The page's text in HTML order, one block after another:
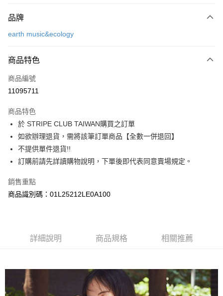
信用卡一次付款
3 期 0 利率 每期
合作金庫商業銀行
上海商業儲蓄銀行
臺灣中小企業銀行
匯豐（台灣）商業銀行
華泰商業銀行
聯邦商業銀行
遠東國際商業銀行
元大商業銀行
玉山商業銀行
星展（台灣）商業銀行
台灣樂天信用卡公司
超商取貨付款
LINE Pay
Apple Pay
街口支付
悠遊付
大哥付你分期
相關說明
流程，驗證手機門號後，選擇欲分期的期數、繳款截止日，確認付款後即完
消。如遇「轉專審核」未通過狀況，表示未達大哥付你分期系統評分，恕無
法說明評估內容。
【繳款方式說明】
【關於「AFTEE先享後付」】
１．簡單：不需註冊會員、不需綁卡、不需儲值。
２．便利：只要手機號碼，簡訊認證，即可結帳。
３．安心：先確認商品／服務後，再付款。
運送方式
全家取貨付款
品牌
earth music&ecology
商品特色
商品編號
11095711
商品特色
於 STRIPE CLUB TAIWAN購買之訂單
如欲辦理退貨，需將該筆訂單商品【全數一併退回】
不提供單件退貨!!
訂購前請先詳讀購物說明，下單後即代表同意賣場規定。
銷售重點
商品識別碼：01L25212LE0A100
詳細說明 商品規格 相關推薦